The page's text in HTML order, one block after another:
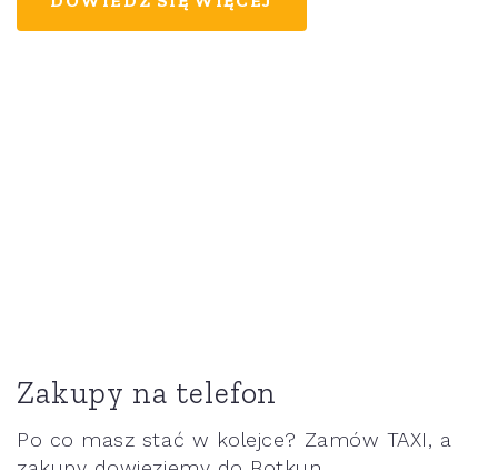
Zakupy na telefon
Po co masz stać w kolejce? Zamów TAXI, a